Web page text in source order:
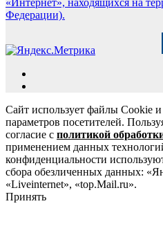
«Интернет», находящихся на
Федерации).
Сайт использует файлы Cookie
параметров посетителей.
согласие с политикой
применением данных
конфиденциальности
сбора обезличенных данных:
«Liveinternet», «top.Mail.ru».
Принять